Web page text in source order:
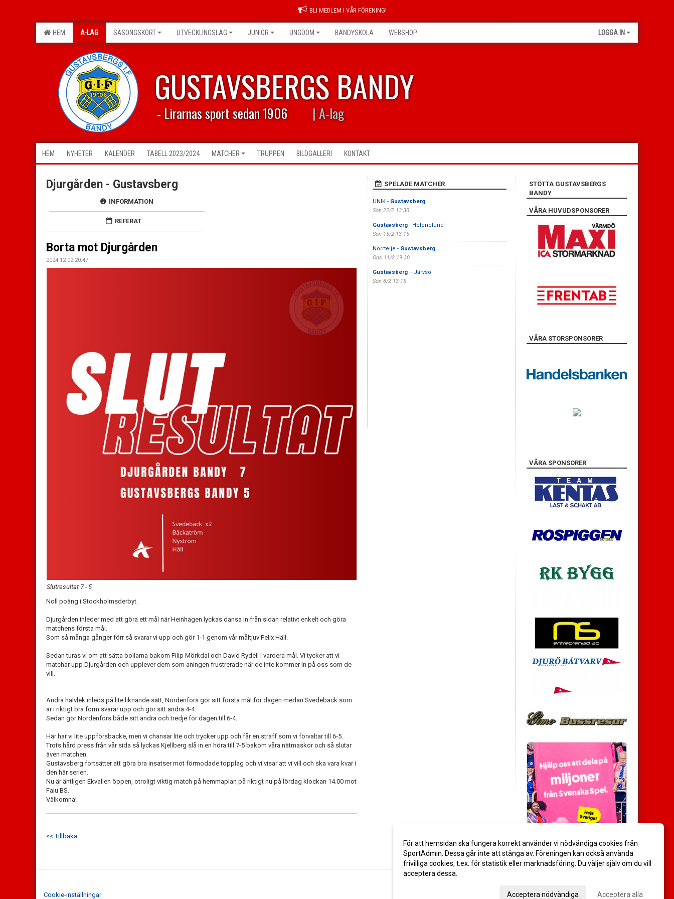
BLI MEDLEM I VÅR FÖRENING!
HEM A-LAG SÄSONGSKORT UTVECKLINGSLAG JUNIOR UNGDOM BANDYSKOLA WEBSHOP LOGGA IN
GUSTAVSBERGS BANDY
- Lirarnas sport sedan 1906 | A-lag
HEM NYHETER KALENDER TABELL 2023/2024 MATCHER TRUPPEN BILDGALLERI KONTAKT
Djurgården - Gustavsberg
INFORMATION
REFERAT
Borta mot Djurgården
2024-12-02 20:47
Slutresultat 7 - 5
Noll poäng i Stockholmsderbyt.
Djurgården inleder med att göra ett mål när Heinhagen lyckas dansa in från sidan relativt enkelt och göra
matchens första mål.
Som så många gånger förr så svarar vi upp och gör 1-1 genom vår måltjuv Felix Häll.
Sedan turas vi om att sätta bollarna bakom Filip Mörkdal och David Rydell i vardera mål. Vi tycker att vi
matchar upp Djurgården och upplever dem som aningen frustrerade när de inte kommer in på oss som de
vill.
Andra halvlek inleds på lite liknande sätt, Nordenfors gör sitt första mål för dagen medan Svedebäck som
är i riktigt bra form svarar upp och gör sitt andra 4-4.
Sedan gör Nordenfors både sitt andra och tredje för dagen till 6-4.
Här har vi lite uppförsbacke, men vi chansar lite och trycker upp och får en straff som vi förvaltar till 6-5.
Trots hård press från vår sida så lyckas Kjellberg slå in en höra till 7-5 bakom våra nätmaskor och så slutar
även matchen.
Gustavsberg fortsätter att göra bra insatser mot förmodade topplag och vi visar att vi vill och ska vara kvar i
den här serien.
Nu är äntligen Ekvallen öppen, otroligt viktig match på hemmaplan på riktigt nu på lördag klockan 14.00 mot
Falu BS.
Välkomna!
<< Tillbaka
SPELADE MATCHER
UNIK - Gustavsberg
Sön 22/2 13:30
Gustavsberg- Helenelund
Sön 15/2 13:15
Norrtelje - Gustavsberg
Ons 11/2 19:30
Gustavsberg - Järvsö
Sön 8/2 13:15
STÖTTA GUSTAVSBERGS
BANDY
VÅRA HUVUDSPONSORER
VÅRA STORSPONSORER
VÅRA SPONSORER
Cookie-inställningar
För att hemsidan ska fungera korrekt använder vi nödvändiga cookies från
SportAdmin. Dessa går inte att stänga av. Föreningen kan också använda
frivilliga cookies, t.ex. för statistik eller marknadsföring. Du väljer själv om du vill
acceptera dessa.
Acceptera nödvändiga Acceptera alla